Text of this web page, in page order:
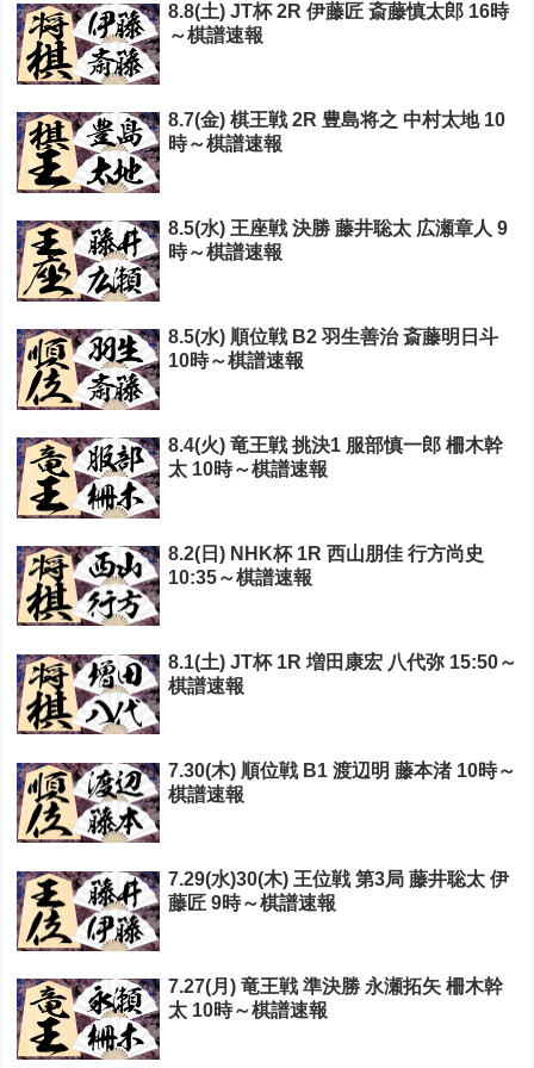
8.8(土) JT杯 2R 伊藤匠 斎藤慎太郎 16時
～棋譜速報
8.7(金) 棋王戦 2R 豊島将之 中村太地 10
時～棋譜速報
8.5(水) 王座戦 決勝 藤井聡太 広瀬章人 9
時～棋譜速報
8.5(水) 順位戦 B2 羽生善治 斎藤明日斗
10時～棋譜速報
8.4(火) 竜王戦 挑決1 服部慎一郎 柵木幹
太 10時～棋譜速報
8.2(日) NHK杯 1R 西山朋佳 行方尚史
10:35～棋譜速報
8.1(土) JT杯 1R 増田康宏 八代弥 15:50～
棋譜速報
7.30(木) 順位戦 B1 渡辺明 藤本渚 10時～
棋譜速報
7.29(水)30(木) 王位戦 第3局 藤井聡太 伊
藤匠 9時～棋譜速報
7.27(月) 竜王戦 準決勝 永瀬拓矢 柵木幹
太 10時～棋譜速報